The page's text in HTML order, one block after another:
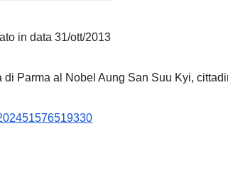
in data 31/ott/2013
Parma al Nobel Aung San Suu Kyi,